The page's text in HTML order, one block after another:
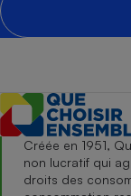
Créée en 1951,
non lucratif qui
droits des